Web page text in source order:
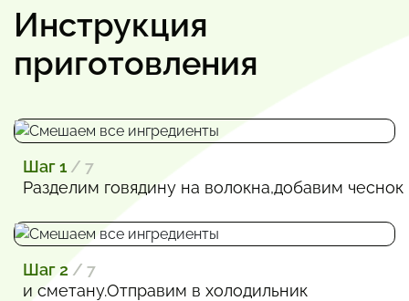
Инструкция
приготовления
Шаг 1 / 7
Разделим говядину на волокна,добавим чеснок
Шаг 2 / 7
и сметану.Отправим в холодильник